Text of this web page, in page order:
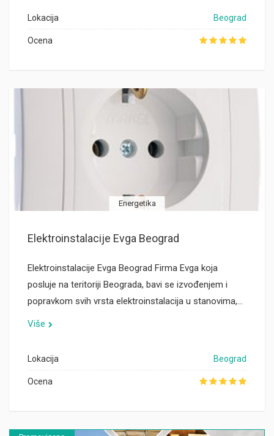
Lokacija Beograd
Ocena
Energetika
Elektroinstalacije Evga Beograd
Elektroinstalacije Evga Beograd Firma Evga koja
posluje na teritoriji Beograda, bavi se izvođenjem i
popravkom svih vrsta elektroinstalacija u stanovima,…
Više
Lokacija Beograd
Ocena